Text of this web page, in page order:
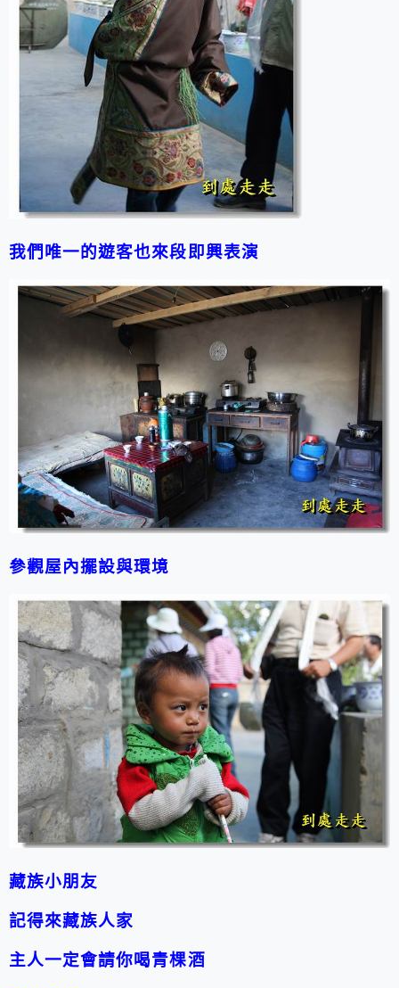
我們唯一的遊客也來段即興表演
參觀屋內擺設與環境
藏族小朋友
記得來藏族人家
主人一定會請你喝青棵酒